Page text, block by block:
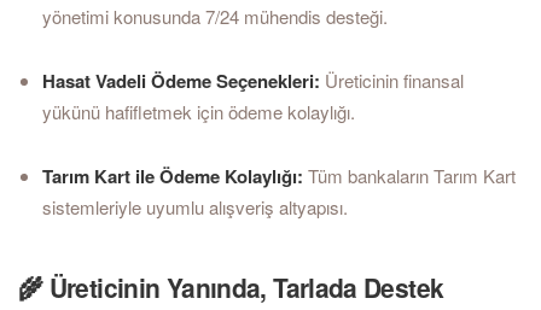
yönetimi konusunda 7/24 mühendis desteği.
Hasat Vadeli Ödeme Seçenekleri: Üreticinin finansal
yükünü hafifletmek için ödeme kolaylığı.
Tarım Kart ile Ödeme Kolaylığı: Tüm bankaların Tarım Kart
sistemleriyle uyumlu alışveriş altyapısı.
🌾 Üreticinin Yanında, Tarlada Destek